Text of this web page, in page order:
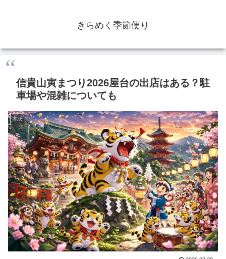
きらめく季節便り
信貴山寅まつり2026屋台の出店はある？駐
車場や混雑についても
花火